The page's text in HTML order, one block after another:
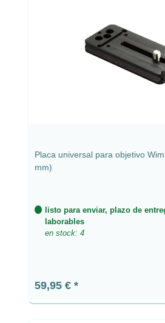
Placa universal para objetivo
mm)
listo para enviar, plazo de
laborables
en stock: 4
Precio normal:
59,95 €